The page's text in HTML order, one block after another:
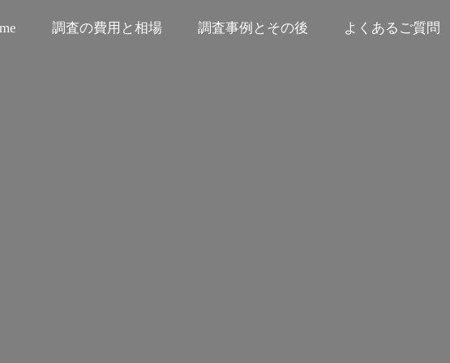
調査の費用と相場 調査事例とその後 よくあるご質問